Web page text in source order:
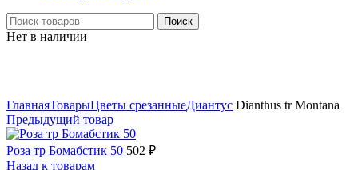
Поиск
Нет в наличии
ГлавнаяТоварыЦветы срезанныеДиантус Dianthus tr Montana
Предыдущий товар
Роза тр Бомабстик 50 502 ₽
Назад к товарам